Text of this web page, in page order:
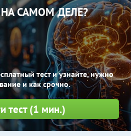
САМОМ ДЕЛЕ?
тест и узнайте, нужно
и как срочно.
тест (1 мин.)